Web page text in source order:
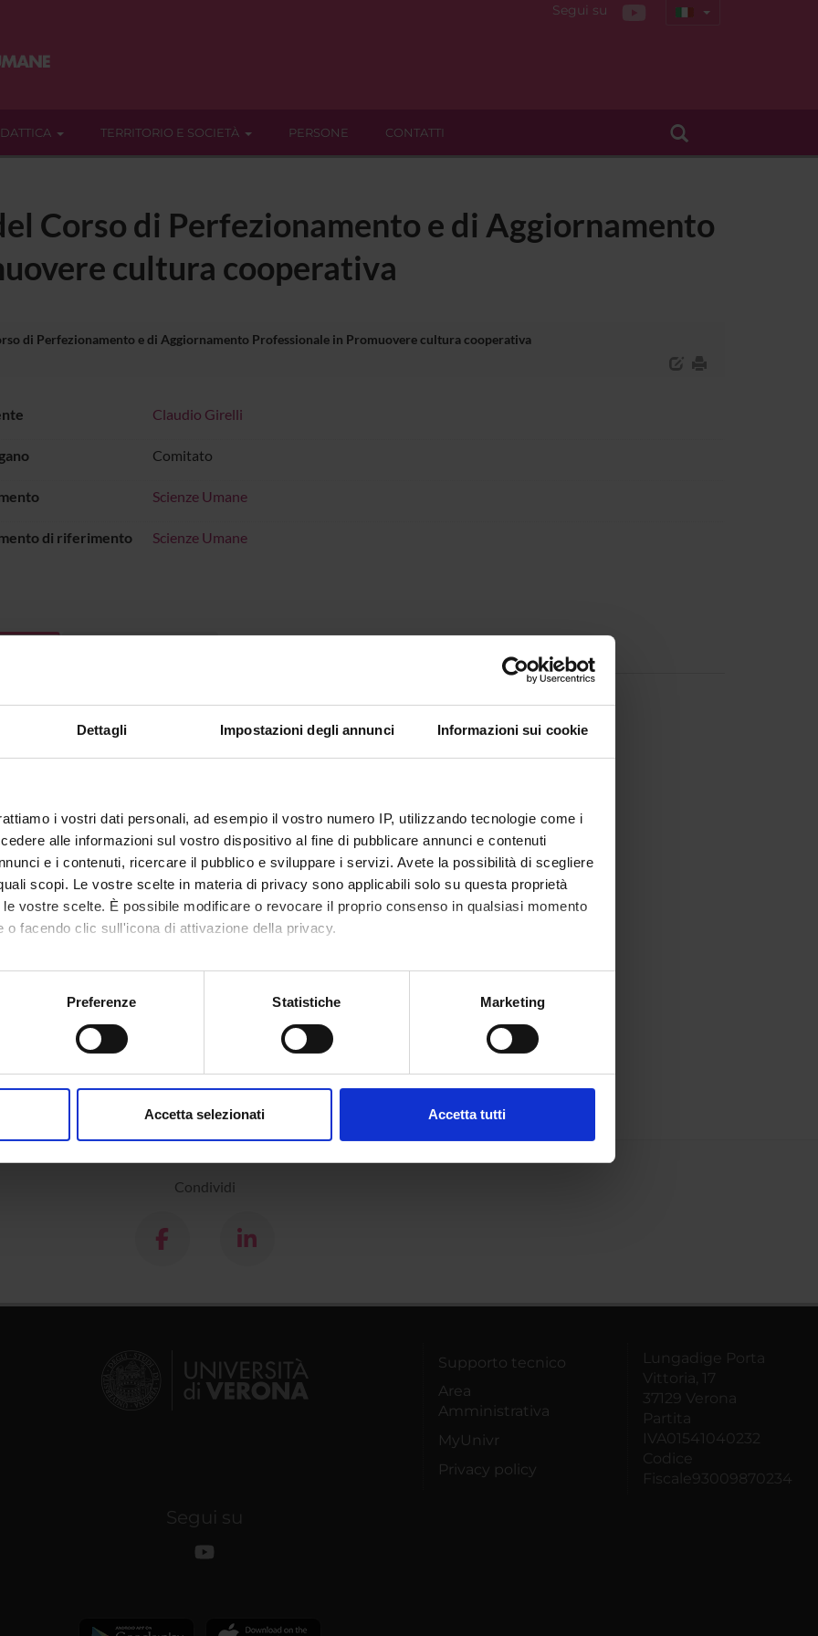
Dettagli Impostazioni degli annunci Informazioni sui cookie
i vostri dati personali, ad esempio il vostro numero IP, utilizzando tecnologie come i
alle informazioni sul vostro dispositivo al fine di pubblicare annunci e contenuti
e i contenuti, ricercare il pubblico e sviluppare i servizi. Avete la possibilità di scegliere
scopi. Le vostre scelte in materia di privacy sono applicabili solo su questa proprietà
vostre scelte. È possibile modificare o revocare il proprio consenso in qualsiasi momento
o facendo clic sull'icona di attivazione della privacy.
anche:
sulla tua posizione geografica, con un'approssimazione di qualche metro,
in qualsiasi momento dalla Dichiarazione sui cookie.
Preferenze Statistiche Marketing
Accetta selezionati Accetta tutti
Segui su
TERRITORIO E SOCIETÀ PERSONE CONTATTI
Corso di Perfezionamento e di Aggiornamento
cultura cooperativa
di Perfezionamento e di Aggiornamento Professionale in Promuovere cultura cooperativa
Claudio Girelli
Comitato
Scienze Umane
di riferimento Scienze Umane
Riccardo Sartori
Condividi
Supporto tecnico
Area
Amministrativa
MyUnivr
Privacy policy
Lungadige Porta
Vittoria, 17
37129 Verona
Partita
IVA01541040232
Codice
Fiscale93009870234
Segui su